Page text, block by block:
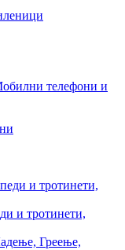
телефони и
и тротинети,
Греење,